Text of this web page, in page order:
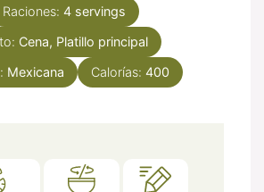
Raciones: 4 servings
Cena, Platillo principal
Mexicana Calorías: 400